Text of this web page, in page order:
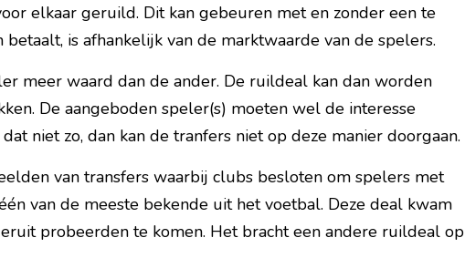
elkaar geruild. Dit kan gebeuren met en zonder een te
is afhankelijk van de marktwaarde van de spelers.
meer waard dan de ander. De ruildeal kan dan worden
De aangeboden speler(s) moeten wel de interesse
niet zo, dan kan de tranfers niet op deze manier doorgaan.
van transfers waarbij clubs besloten om spelers met
van de meeste bekende uit het voetbal. Deze deal kwam
probeerden te komen. Het bracht een andere ruildeal op